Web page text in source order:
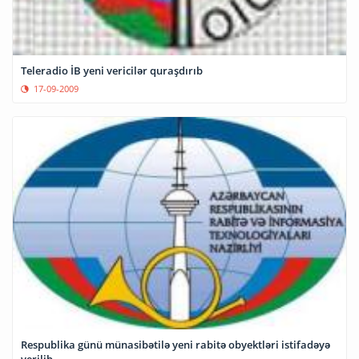
Teleradio İB yeni vericilər quraşdırıb
17-09-2009
Respublika günü münasibətilə yeni rabitə obyektləri istifadəyə